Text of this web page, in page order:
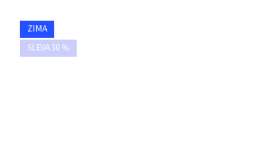
ZIMA
SLEVA 30 %